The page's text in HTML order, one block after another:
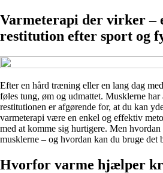
Varmeterapi der virker –
restitution efter sport og
Efter en hård træning eller en lang dag
føles tung, øm og udmattet. Musklerne har
restitutionen er afgørende for, at du kan
varmeterapi være en enkel og effektiv
med at komme sig hurtigere. Men
musklerne – og hvordan kan du bruge det
Hvorfor varme hjælper